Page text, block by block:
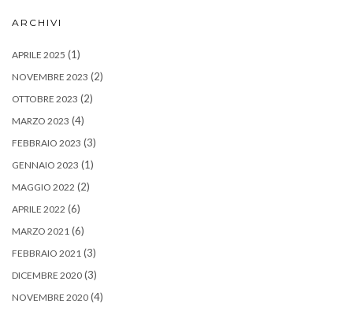
ARCHIVI
APRILE 2025 (1)
NOVEMBRE 2023 (2)
OTTOBRE 2023 (2)
MARZO 2023 (4)
FEBBRAIO 2023 (3)
GENNAIO 2023 (1)
MAGGIO 2022 (2)
APRILE 2022 (6)
MARZO 2021 (6)
FEBBRAIO 2021 (3)
DICEMBRE 2020 (3)
NOVEMBRE 2020 (4)